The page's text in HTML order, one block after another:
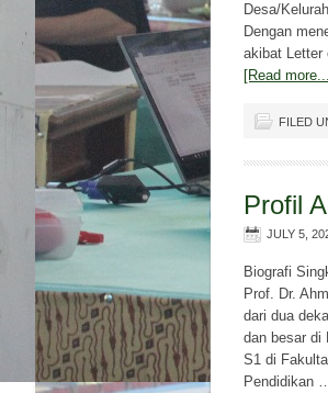
Desa/
Dengan
akibat Letter
[Read
FILED
Profil
JULY 5,
Biografi
Prof. Dr.
dari dua
dan besar di
S1 di
Pendidikan